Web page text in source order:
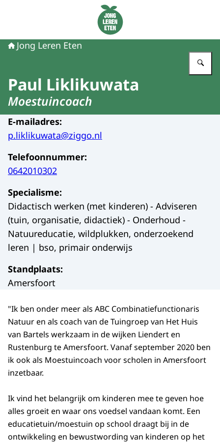
Naar de homepage van Jong Leren Eten
Jong Leren Eten
Paul Liklikuwata
Moestuincoach
E-mailadres:
p.liklikuwata@ziggo.nl
Telefoonnummer:
0642010302
Specialisme:
Didactisch werken (met kinderen) - Adviseren
(tuin, organisatie, didactiek) - Onderhoud -
Natuureducatie, wildplukken, onderzoekend
leren | bso, primair onderwijs
Standplaats:
Amersfoort
"Ik ben onder meer als ABC Combinatiefunctionaris
Natuur en als coach van de Tuingroep van Het Huis
van Bartels werkzaam in de wijken Liendert en
Rustenburg te Amersfoort. Vanaf september 2020 ben
ik ook als Moestuincoach voor scholen in Amersfoort
inzetbaar.
Ik vind het belangrijk om kinderen mee te geven hoe
alles groeit en waar ons voedsel vandaan komt. Een
educatietuin/moestuin op school draagt bij in de
ontwikkeling en bewustwording van kinderen op het